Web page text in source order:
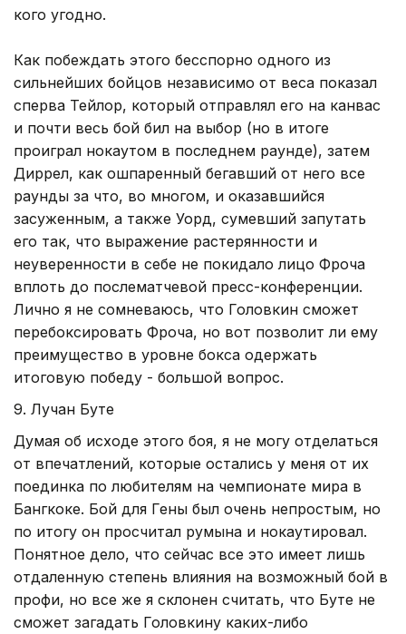
кого угодно.
Как побеждать этого бесспорно одного из
сильнейших бойцов независимо от веса показал
сперва Тейлор, который отправлял его на канвас
и почти весь бой бил на выбор (но в итоге
проиграл нокаутом в последнем раунде), затем
Диррел, как ошпаренный бегавший от него все
раунды за что, во многом, и оказавшийся
засуженным, а также Уорд, сумевший запутать
его так, что выражение растерянности и
неуверенности в себе не покидало лицо Фроча
вплоть до послематчевой пресс-конференции.
Лично я не сомневаюсь, что Головкин сможет
перебоксировать Фроча, но вот позволит ли ему
преимущество в уровне бокса одержать
итоговую победу - большой вопрос.
9. Лучан Буте
Думая об исходе этого боя, я не могу отделаться
от впечатлений, которые остались у меня от их
поединка по любителям на чемпионате мира в
Бангкоке. Бой для Гены был очень непростым, но
по итогу он просчитал румына и нокаутировал.
Понятное дело, что сейчас все это имеет лишь
отдаленную степень влияния на возможный бой в
профи, но все же я склонен считать, что Буте не
сможет загадать Головкину каких-либо